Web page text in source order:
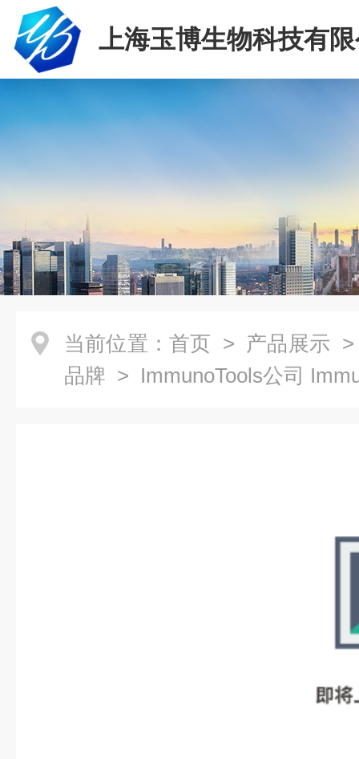
上海玉博生物科技有
当前位置： 首页 > 产品展示
品牌 > ImmunoTools公司